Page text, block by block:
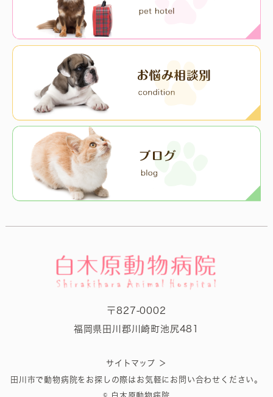
〒827-0002
福岡県田川郡川崎町池尻481
サイトマップ ＞
田川市で動物病院をお探しの際はお気軽にお問い合わせください。
© 白木原動物病院